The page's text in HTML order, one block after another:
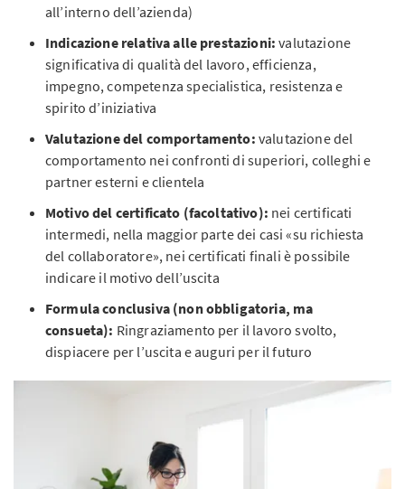
all’interno dell’azienda)
Indicazione relativa alle prestazioni: valutazione
significativa di qualità del lavoro, efficienza,
impegno, competenza specialistica, resistenza e
spirito d’iniziativa
Valutazione del comportamento: valutazione del
comportamento nei confronti di superiori, colleghi e
partner esterni e clientela
Motivo del certificato (facoltativo): nei certificati
intermedi, nella maggior parte dei casi «su richiesta
del collaboratore», nei certificati finali è possibile
indicare il motivo dell’uscita
Formula conclusiva (non obbligatoria, ma
consueta): Ringraziamento per il lavoro svolto,
dispiacere per l’uscita e auguri per il futuro